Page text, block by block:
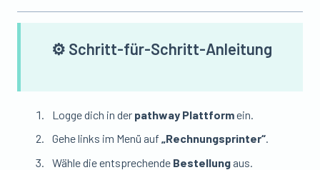
⚙️ Schritt-für-Schritt-Anleitung
Logge dich in der pathway Plattformein.
Gehe links im Menü auf „Rechnungsprinter“.
Wähle die entsprechende Bestellung aus.